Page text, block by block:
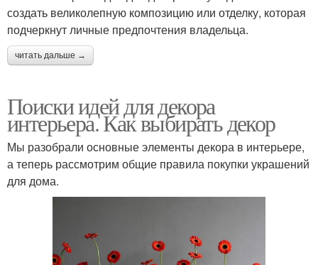
создать великолепную композицию или отделку, которая
подчеркнут личные предпочтения владельца.
читать дальше →
Поиски идей для декора
интерьера. Как выбирать декор
Мы разобрали основные элементы декора в интерьере,
а теперь рассмотрим общие правила покупки украшений
для дома.